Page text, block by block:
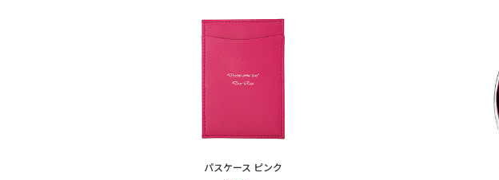
パスケース ピンク